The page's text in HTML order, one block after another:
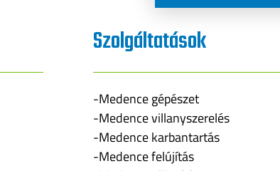
Szolgáltatások
-Medence gépészet
-Medence villanyszerelés
-Medence karbantartás
-Medence felújítás